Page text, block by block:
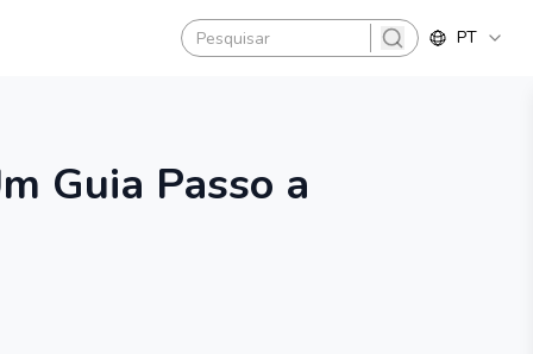
search
PT
Guia Passo a